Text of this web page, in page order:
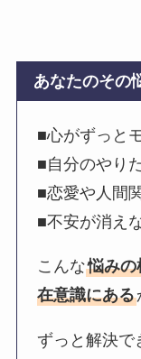
あなたのその
■心がずっと
■自分のやり
■恋愛や人間
■不安が消え
こんな悩みの
在意識にある
ずっと解決で